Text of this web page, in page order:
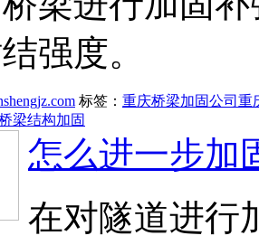
强度。
标签： 重庆桥梁加固公司 重
梁结构加固
怎么进一步加
在对隧道进行